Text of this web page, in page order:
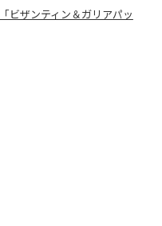
ビザンティン＆ガリアパッ